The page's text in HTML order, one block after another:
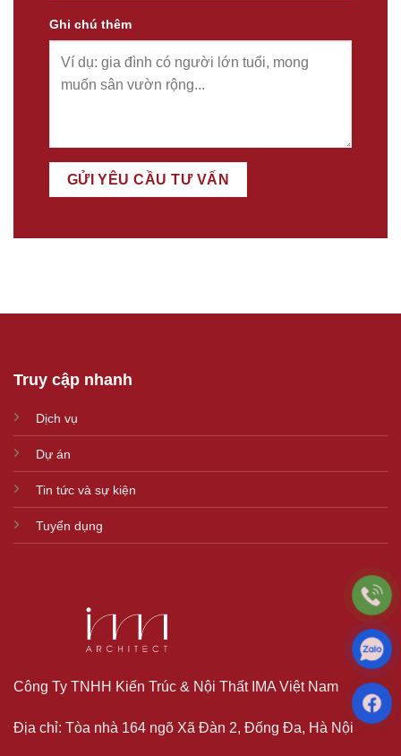
Ghi chú thêm
Truy cập nhanh
Dịch vụ
Dự án
Tin tức và sự kiện
Tuyển dụng
Công Ty TNHH Kiến Trúc & Nội Thất IMA Việt Nam
Địa chỉ: Tòa nhà 164 ngõ Xã Đàn 2, Đống Đa, Hà Nội